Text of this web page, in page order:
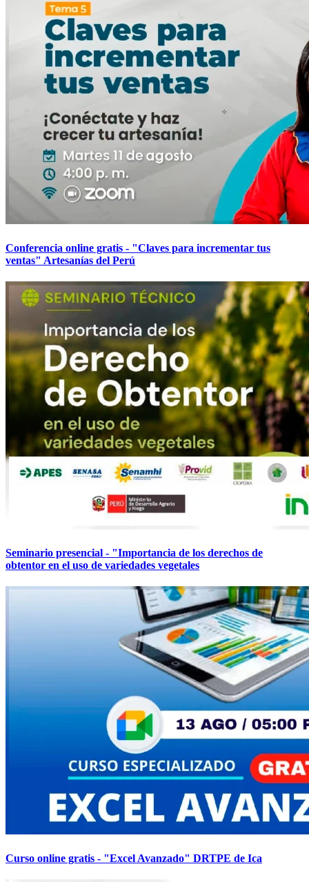
Conferencia online gratis - "Claves para incrementar tus
ventas" Artesanías del Perú
Seminario presencial - "Importancia de los derechos de
obtentor en el uso de variedades vegetales
Curso online gratis - "Excel Avanzado" DRTPE de Ica